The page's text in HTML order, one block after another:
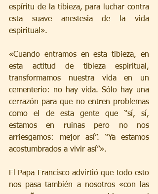
espíritu de la tibieza, para luchar contra
esta suave anestesia de la vida
espiritual».
«Cuando entramos en esta tibieza, en
esta actitud de tibieza espiritual,
transformamos nuestra vida en un
cementerio: no hay vida. Sólo hay una
cerrazón para que no entren problemas
como el de esta gente que “sí, sí,
estamos en ruinas pero no nos
arriesgamos: mejor así”. “Ya estamos
acostumbrados a vivir así”».
El Papa Francisco advirtió que todo esto
nos pasa también a nosotros «con las